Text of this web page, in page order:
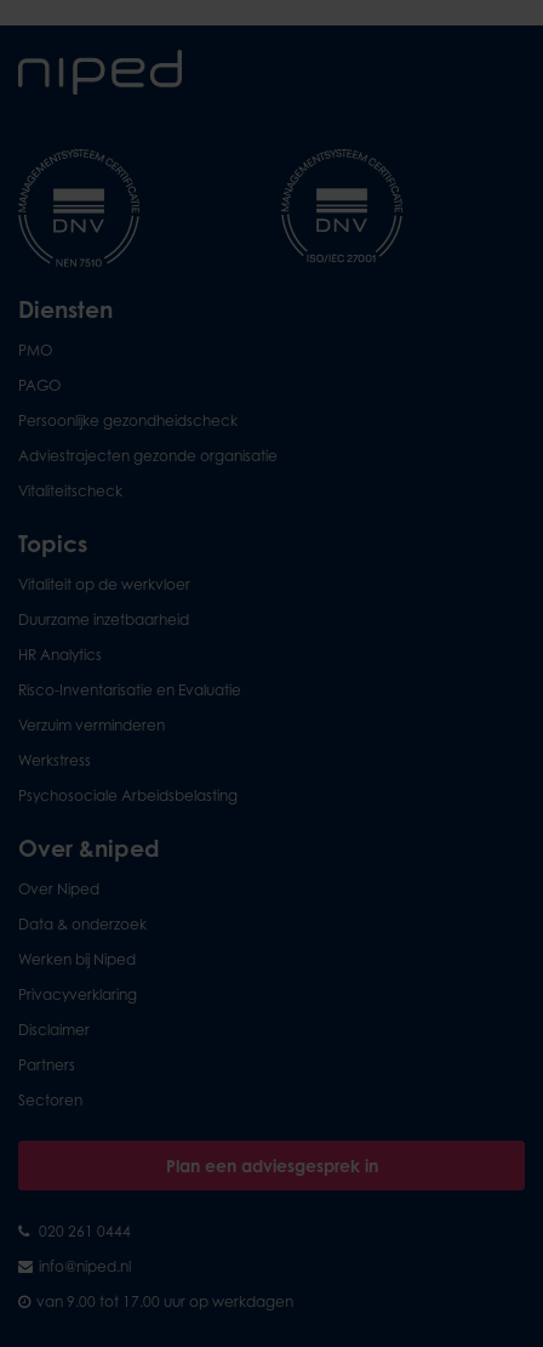
Diensten
PMO
PAGO
Persoonlijke gezondheidscheck
Adviestrajecten gezonde organisatie
Vitaliteitscheck
Topics
Vitaliteit op de werkvloer
Duurzame inzetbaarheid
HR Analytics
Risco-Inventarisatie en Evaluatie
Verzuim verminderen
Werkstress
Psychosociale Arbeidsbelasting
Over &niped
Over Niped
Data & onderzoek
Werken bij Niped
Privacyverklaring
Disclaimer
Partners
Sectoren
Plan een adviesgesprek in
020 261 0444
info@niped.nl
van 9.00 tot 17.00 uur op werkdagen